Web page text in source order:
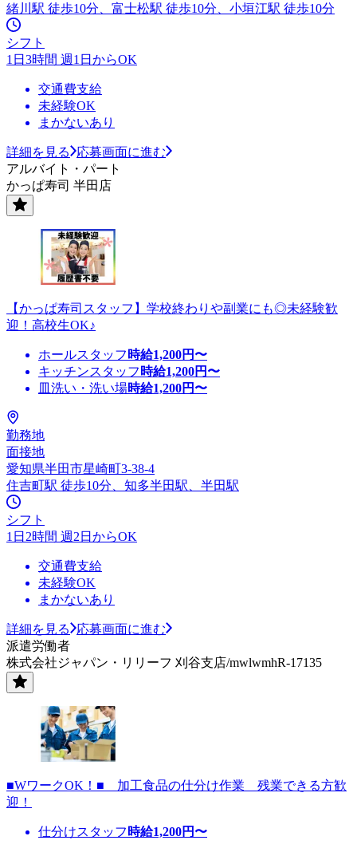
緒川駅 徒歩10分、富士松駅 徒歩10分、小垣江駅 徒歩10分
シフト
1日3時間 週1日からOK
交通費支給
未経験OK
まかないあり
詳細を見る
応募画面に進む
アルバイト・パート
かっぱ寿司 半田店
【かっぱ寿司スタッフ】学校終わりや副業にも◎未経験歓
迎！高校生OK♪
ホールスタッフ 時給1,200円〜
キッチンスタッフ 時給1,200円〜
皿洗い・洗い場時給1,200円〜
勤務地
面接地
愛知県半田市星崎町3-38-4
住吉町駅 徒歩10分、知多半田駅、半田駅
シフト
1日2時間 週2日からOK
交通費支給
未経験OK
まかないあり
詳細を見る
応募画面に進む
派遣労働者
株式会社ジャパン・リリーフ 刈谷支店/mwlwmhR-17135
■WワークOK！■ 加工食品の仕分け作業 残業できる方歓
迎！
仕分けスタッフ 時給1,200円〜